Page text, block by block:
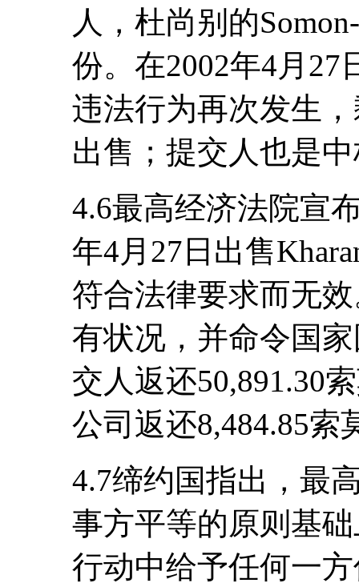
人，杜尚别的
份。在2002年4月27
违法行为再次发生
出售；提交人也是
4.6最高经济法院宣
年4月27日出售
符合法律要求而无
有状况，并命令国
交人返还50,891.30
公司返还8,484.85索
4.7缔约国指出，最
事方平等的原则基
行动中给予任何一